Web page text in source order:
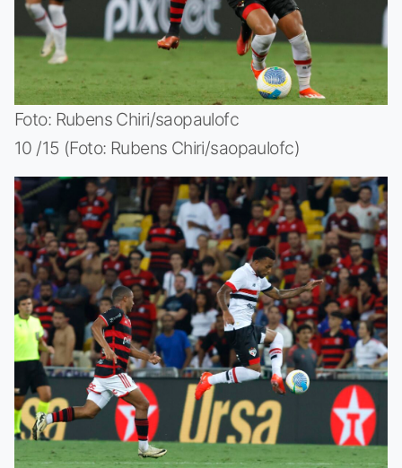
Foto: Rubens Chiri/saopaulofc
10 /15 (Foto: Rubens Chiri/saopaulofc)